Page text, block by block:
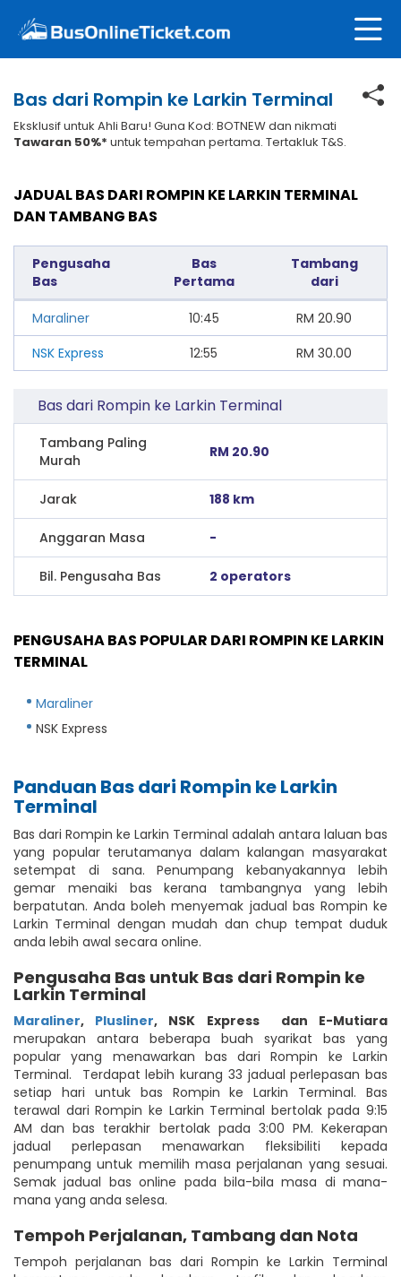
Bas dari Rompin ke Larkin Terminal
Eksklusif untuk Ahli Baru! Guna Kod: BOTNEW dan nikmati
Tawaran 50%* untuk tempahan pertama. Tertakluk T&S.
JADUAL BAS DARI ROMPIN KE LARKIN TERMINAL
DAN TAMBANG BAS
Pengusaha
Bas
Bas
Pertama
Tambang
dari
Maraliner 10:45 RM 20.90
NSK Express
12:55 RM 30.00
Bas dari Rompin ke Larkin Terminal
Tambang Paling
Murah
RM 20.90
Jarak 188 km
Anggaran Masa -
Bil. Pengusaha Bas 2 operators
PENGUSAHA BAS POPULAR DARI ROMPIN KE LARKIN
TERMINAL
Maraliner
NSK Express
Panduan Bas dari Rompin ke Larkin
Terminal
Bas dari Rompin ke Larkin Terminal adalah antara laluan bas
yang popular terutamanya dalam kalangan masyarakat
setempat di sana. Penumpang kebanyakannya lebih
gemar menaiki bas kerana tambangnya yang lebih
berpatutan. Anda boleh menyemak jadual bas Rompin ke
Larkin Terminal dengan mudah dan chup tempat duduk
anda lebih awal secara online.
Pengusaha Bas untuk Bas dari Rompin ke
Larkin Terminal
Maraliner, Plusliner, NSK Express
dan E-Mutiara
merupakan antara beberapa buah syarikat bas yang
popular yang menawarkan bas dari Rompin ke Larkin
Terminal. Terdapat lebih kurang 33 jadual perlepasan bas
setiap hari untuk bas Rompin ke Larkin Terminal. Bas
terawal dari Rompin ke Larkin Terminal bertolak pada 9:15
AM dan bas terakhir bertolak pada 3:00 PM. Kekerapan
jadual perlepasan menawarkan fleksibiliti kepada
penumpang untuk memilih masa perjalanan yang sesuai.
Semak jadual bas online pada bila-bila masa di mana-
mana yang anda selesa.
Tempoh Perjalanan, Tambang dan Nota
Tempoh perjalanan bas dari Rompin ke Larkin Terminal